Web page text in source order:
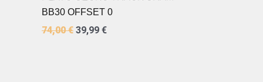
BB30 OFFSET 0
74,00€ 39,99 €